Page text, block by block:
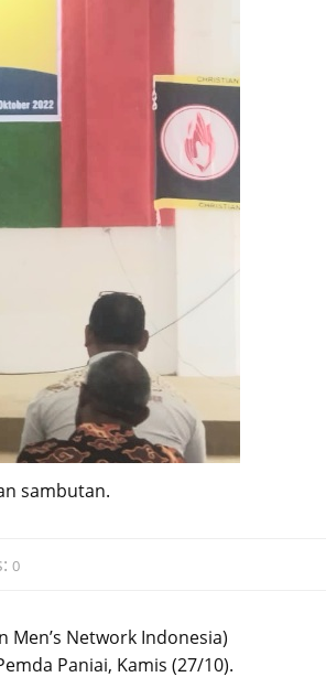
sambutan.
0
Men’s Network Indonesia)
Paniai, Kamis (27/10).